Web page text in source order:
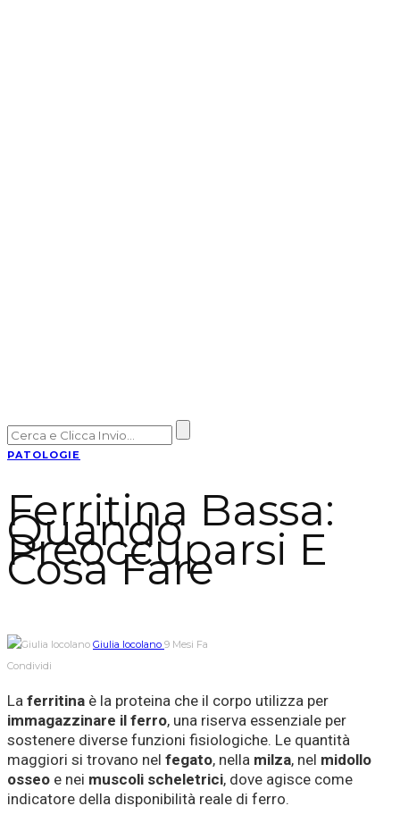
PATOLOGIE
Ferritina Bassa:
Quando
Preoccuparsi E
Cosa Fare
Giulia Iocolano 9 Mesi Fa
Condividi
La ferritina è la proteina che il corpo utilizza per
immagazzinare il ferro, una riserva essenziale per
sostenere diverse funzioni fisiologiche. Le quantità
maggiori si trovano nel fegato, nella milza, nel midollo
osseo e nei muscoli scheletrici, dove agisce come
indicatore della disponibilità reale di ferro.